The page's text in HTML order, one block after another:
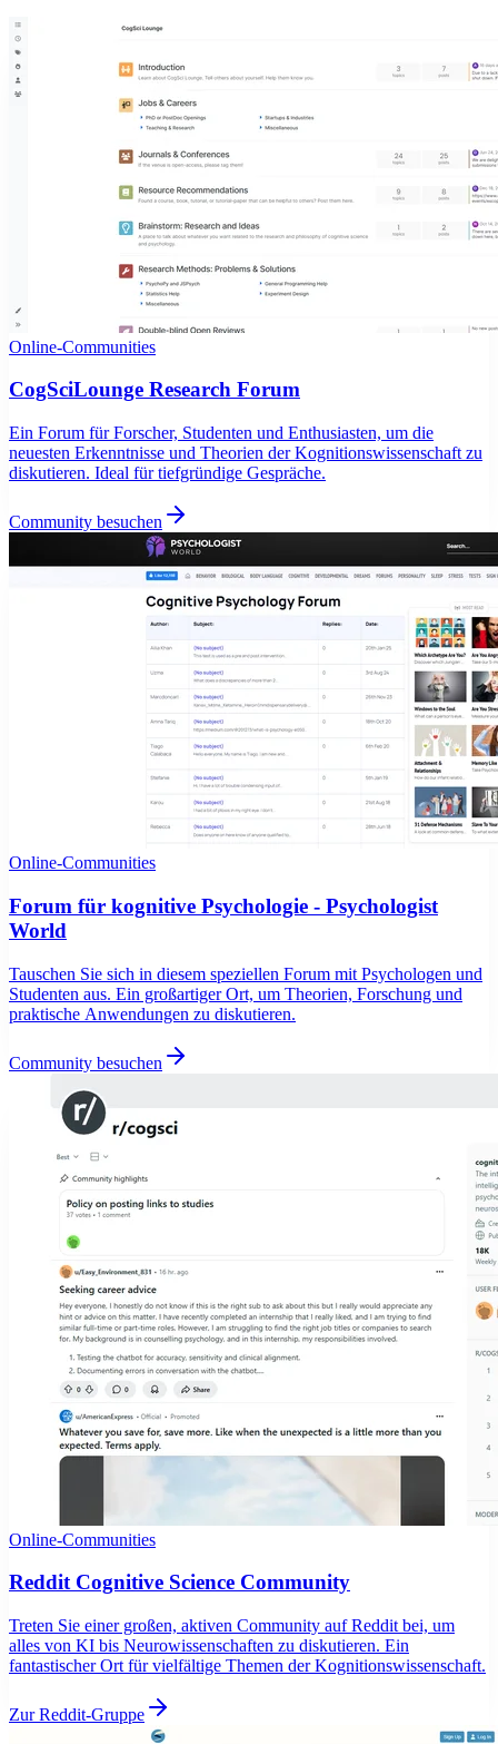
Online-Communities
CogSciLounge Research Forum
Ein Forum für Forscher, Studenten und Enthusiasten, um die
neuesten Erkenntnisse und Theorien der Kognitionswissenschaft zu
diskutieren. Ideal für tiefgründige Gespräche.
Community besuchen
Online-Communities
Forum für kognitive Psychologie - Psychologist
World
Tauschen Sie sich in diesem speziellen Forum mit Psychologen und
Studenten aus. Ein großartiger Ort, um Theorien, Forschung und
praktische Anwendungen zu diskutieren.
Community besuchen
Online-Communities
Reddit Cognitive Science Community
Treten Sie einer großen, aktiven Community auf Reddit bei, um
alles von KI bis Neurowissenschaften zu diskutieren. Ein
fantastischer Ort für vielfältige Themen der Kognitionswissenschaft.
Zur Reddit-Gruppe